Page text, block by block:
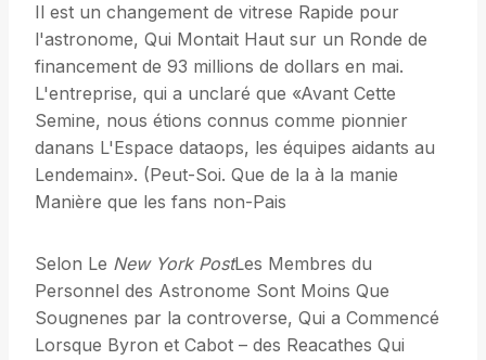
Il est un changement de vitrese Rapide pour
l'astronome, Qui Montait Haut sur un Ronde de
financement de 93 millions de dollars en mai.
L'entreprise, qui a unclaré que «Avant Cette
Semine, nous étions connus comme pionnier
danans L'Espace dataops, les équipes aidants au
Lendemain». (Peut-Soi. Que de la à la manie
Manière que les fans non-Pais
Selon Le New York PostLes Membres du
Personnel des Astronome Sont Moins Que
Sougnenes par la controverse, Qui a Commencé
Lorsque Byron et Cabot – des Reacathes Qui